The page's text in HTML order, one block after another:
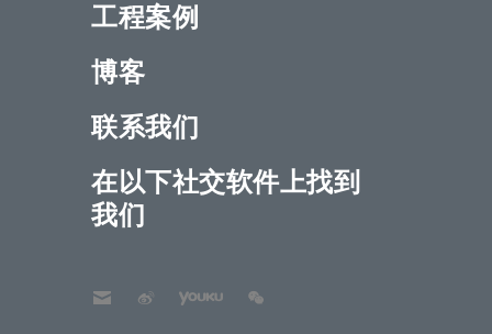
工程案例
博客
联系我们
在以下社交软件上找到
我们